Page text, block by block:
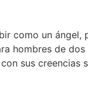
como un
hombres de
sus creencias